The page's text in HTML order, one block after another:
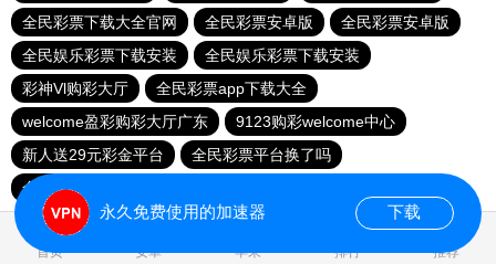
全民彩票下载大全官网
全民彩票安卓版
全民彩票安卓版
全民娱乐彩票下载安装
全民娱乐彩票下载安装
彩神Vl购彩大厅
全民彩票app下载大全
welcome盈彩购彩大厅广东
9123购彩welcome中心
新人送29元彩金平台
全民彩票平台换了吗
全民彩票平台登录
首页 安卓 苹果 排行 推荐
永久免费使用的加速器 下载
0.026067s